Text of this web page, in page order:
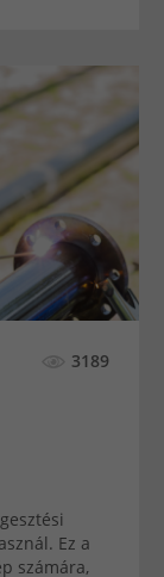
3189
Ez a
számára,